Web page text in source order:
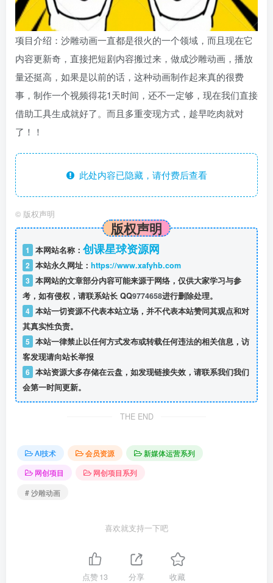
项目介绍：沙雕动画一直都是很火的一个领域，而且现在它
内容更新奇，直接把短剧内容搬过来，做成沙雕动画，播放
量还挺高，如果是以前的话，这种动画制作起来真的很费
事，制作一个视频得花1天时间，还不一定够，现在我们直接
借助工具生成就好了。而且多重变现方式，趁早吃肉就对
了！！
此处内容已隐藏，请付费后查看
© 版权声明
版权声明
1 本网站名称： 创课星球资源网
2 本站永久网址： https://www.xafyhb.com
3 本网站的文章部分内容可能来源于网络，仅供大家学习与参
考，如有侵权，请联系站长 QQ9774658进行删除处理。
4 本站一切资源不代表本站立场，并不代表本站赞同其观点和对
其真实性负责。
5 本站一律禁止以任何方式发布或转载任何违法的相关信息，访
客发现请向站长举报
6 本站资源大多存储在云盘，如发现链接失效，请联系我们我们
会第一时间更新。
THE END
AI技术 会员资源
新媒体运营系列
网创项目
网创项目系列
# 沙雕动画
喜欢就支持一下吧
点赞13 分享 收藏